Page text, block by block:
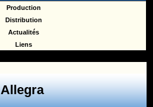
Production
Distribution
Actualités
Liens
Allegra